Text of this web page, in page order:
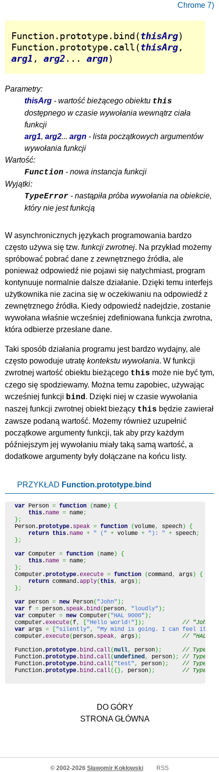
Chrome 7)
Function.prototype.bind(thisArg)
Function.prototype.call(thisArg
arg1 , arg2... argn)
Parametry:
thisArg - wartość bieżącego obiektu this
dostępnego w czasie wywołania wewnątrz ciała
funkcji
arg1, arg2... argn - lista początkowych argumentów
wywołania funkcji
Wartość:
Function - nowa instancja funkcji
Wyjątki:
TypeError - nastąpiła próba wywołania na obiekcie,
który nie jest funkcją
W asynchronicznych językach programowania bardzo
często używa się tzw. funkcji zwrotnej. Na przykład możemy
spróbować pobrać dane z zewnętrznego źródła, ale
ponieważ odpowiedź nie pojawi się natychmiast, program
kontynuuje normalnie dalsze działanie. Dzięki temu interfejs
użytkownika nie zacina się w oczekiwaniu na odpowiedź z
zewnętrznego źródła. Kiedy odpowiedź nadejdzie, zostanie
wywołana właśnie wcześniej zdefiniowana funkcja zwrotna,
która odbierze przesłane dane.
Taki sposób działania programu jest bardzo wydajny, ale
często powoduje utratę kontekstu wywołania. W funkcji
zwrotnej wartość obiektu bieżącego this może nie być tym,
czego się spodziewamy. Można temu zapobiec, używając
wcześniej funkcji bind. Dzięki niej w czasie wywołania
naszej funkcji zwrotnej obiekt bieżący this będzie zawierał
zawsze podaną wartość. Możemy również uzupełnić
początkowe argumenty funkcji, tak aby przy każdym
późniejszym jej wywołaniu miały taką samą wartość, a
dodatkowe argumenty były dołączane na końcu listy.
PRZYKŁAD Function.prototype.bind
var Person = function ( name )
{
this . name = name;
} ;
Person.prototype . speak = function (volume, speech )
{
return this . name + " (" + volume + "): " + speech;
} ;
var Computer = function ( name )
{
this . name = name;
} ;
Computer.prototype .execute = function (command, args )
{
return command.apply( this, args ) ;
} ;
var person = new Person( "John" ) ;
var f = person. speak . bind( person, "loudly" ) ;
var computer = new Computer( "HAL 9000" ) ;
computer.execute(f, "Hello world!" ) ;
// "John
var args = "silently" , "My mind is going. I can feel it."
computer.execute( person. speak, args ) ;
// "HAL
Function .prototype . bind .call(null, person ) ;
//
Function .prototype . bind .call(undefined, person ) ;
//
Function .prototype . bind .call( "test" , person ) ;
//
Function .prototype . bind .call( { } , person ) ; //
DO GÓRY
STRONA GŁÓWNA
© 2002-2026 Sławomir Kokłowski RSS